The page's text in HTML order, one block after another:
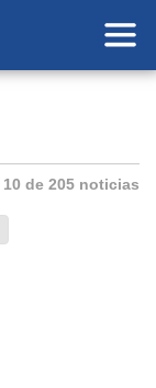
de 205 noticias